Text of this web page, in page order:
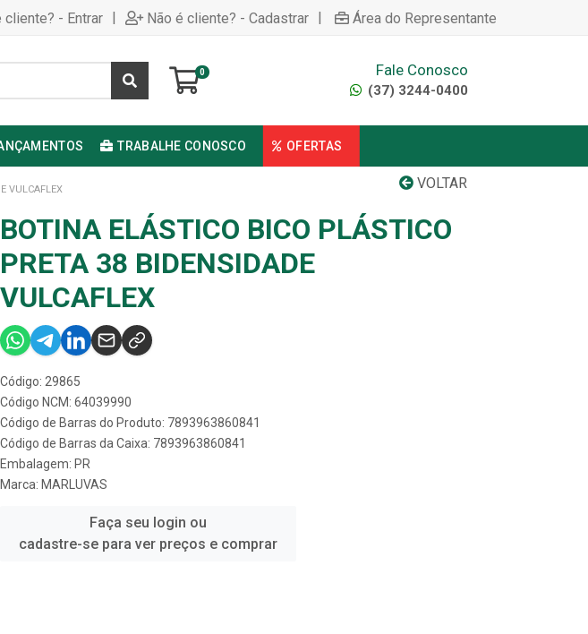
cliente? - Entrar | Não é cliente? - Cadastrar | Área do Representante
0 Fale Conosco
(37) 3244-0400
TRABALHE CONOSCO OFERTAS
VOLTAR
VULCAFLEX
BOTINA ELÁSTICO BICO PLÁSTICO
PRETA 38 BIDENSIDADE
VULCAFLEX
Código: 29865
Código NCM: 64039990
Código de Barras do Produto: 7893963860841
Código de Barras da Caixa: 7893963860841
Embalagem: PR
Marca: MARLUVAS
Faça seu login ou
cadastre-se para ver preços e comprar